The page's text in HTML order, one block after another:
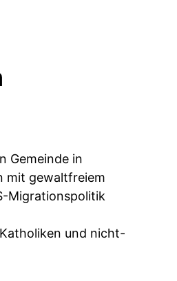
Gemeinde in
mit gewaltfreiem
Migrationspolitik
und nicht-